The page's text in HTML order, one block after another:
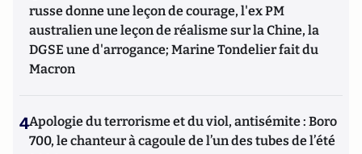
russe donne une leçon de courage, l'ex PM
australien une leçon de réalisme sur la Chine, la
DGSE une d'arrogance; Marine Tondelier fait du
Macron
4Apologie du terrorisme et du viol, antisémite : Boro
700, le chanteur à cagoule de l’un des tubes de l’été